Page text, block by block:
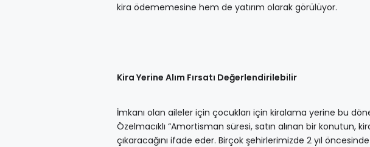
kira ödememesine hem de yatırım olarak görülüyor.
Kira Yerine Alım Fırsatı Değerlendirilebilir
İmkanı olan aileler için çocukları için kiralama yerine bu
Özelmacıklı “Amortisman süresi, satın alınan bir konutun,
çıkaracağını ifade eder. Birçok şehirlerimizde 2 yıl